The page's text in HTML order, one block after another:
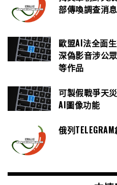
部傳喚調查消
歐盟AI法全面
深偽影音涉公
等作品
可製假戰爭天災
AI圖像功能
俄列